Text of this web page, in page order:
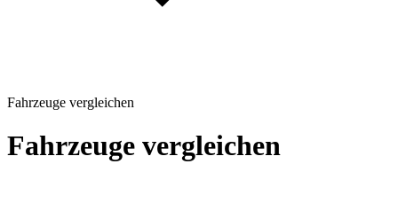
Fahrzeuge vergleichen
Fahrzeuge vergleichen